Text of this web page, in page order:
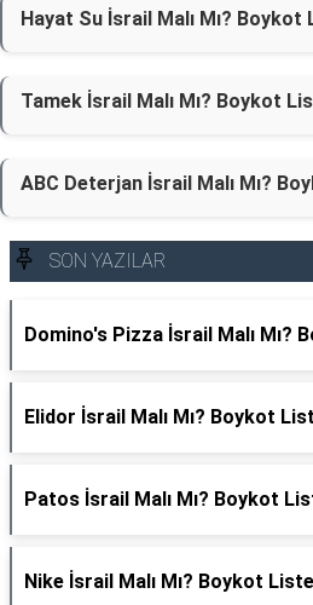
Hayat Su İsrail Malı Mı?
Tamek İsrail Malı Mı? Boykot
ABC Deterjan İsrail Malı Mı?
SON YAZILAR
Domino's Pizza İsrail Malı Mı?
Elidor İsrail Malı Mı? Boykot
Patos İsrail Malı Mı? Boykot
Nike İsrail Malı Mı? Boykot